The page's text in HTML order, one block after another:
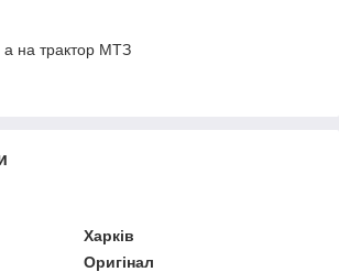
на трактор МТЗ
Харків
Оригінал